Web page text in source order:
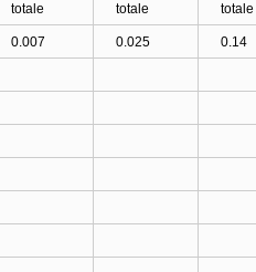
totale totale totale
0.007 0.025 0.14